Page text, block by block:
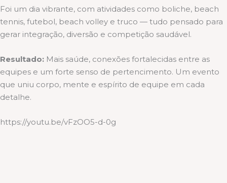
Foi um dia vibrante, com atividades como boliche, beach
tennis, futebol, beach volley e truco — tudo pensado para
gerar integração, diversão e competição saudável.
Resultado: Mais saúde, conexões fortalecidas entre as
equipes e um forte senso de pertencimento. Um evento
que uniu corpo, mente e espírito de equipe em cada
detalhe.
https://youtu.be/vFzOO5-d-0g